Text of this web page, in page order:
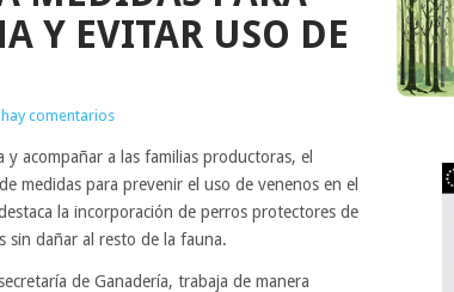
Y EVITAR USO DE
comentarios
acompañar a las familias productoras, el
medidas para prevenir el uso de venenos en el
la incorporación de perros protectores de
sin dañar al resto de la fauna.
de Ganadería, trabaja de manera